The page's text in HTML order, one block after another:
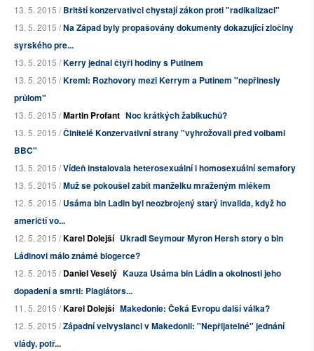
13. 5. 2015 /Britští konzervativci chystají zákon proti "radikalizaci"
13. 5. 2015 /Na Západ byly propašovány dokumenty dokazující zločiny
syrského pre...
13. 5. 2015 /Kerry jednal čtyři hodiny s Putinem
13. 5. 2015 /Kreml: Rozhovory mezi Kerrym a Putinem "nepřinesly
průlom"
13. 5. 2015 /Martin Profant Noc krátkých žabikuchů?
13. 5. 2015 /Činitelé Konzervativní strany "vyhrožovali před volbami
BBC"
13. 5. 2015 /Vídeň instalovala heterosexuální i homosexuální semafory
13. 5. 2015 /Muž se pokoušel zabít manželku mraženým mlékem
12. 5. 2015 /Usáma bin Ladin byl neozbrojený starý invalida, když ho
američtí vo...
12. 5. 2015 /Karel Dolejší Ukradl Seymour Myron Hersh story o bin
Ládinovi málo známé blogerce?
12. 5. 2015 /Daniel Veselý Kauza Usáma bin Ládin a okolnosti jeho
dopadení a smrti: Plagiátors...
11. 5. 2015 /Karel Dolejší Makedonie: Čeká Evropu další válka?
12. 5. 2015 /Západní velvyslanci v Makedonii: "Nepřijatelné" jednání
vlády, potř...